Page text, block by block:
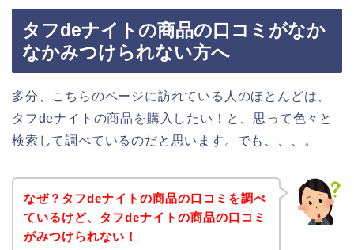
タフdeナイトの商品の口コミがなか
なかみつけられない方へ
多分、こちらのページに訪れている人のほとんどは、
タフdeナイトの商品を購入したい！と、思って色々と
検索して調べているのだと思います。でも、、、。
なぜ？タフdeナイトの商品の口コミを調べ
ているけど、タフdeナイトの商品の口コミ
がみつけられない！